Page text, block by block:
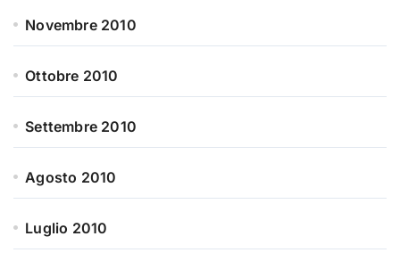
Novembre 2010
Ottobre 2010
Settembre 2010
Agosto 2010
Luglio 2010